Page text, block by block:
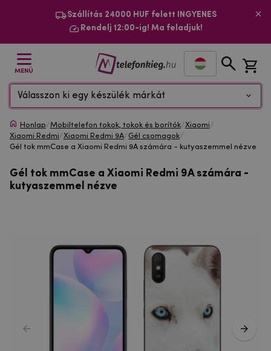
Szállítás 24000 HUF felett INGYENES
Rendelj 12:00-ig! Ma feladjuk!
MENÜ
Válasszon ki egy készülék márkát
Honlap/Mobiltelefon tokok, tokok és borítók/Xiaomi/
Xiaomi Redmi/Xiaomi Redmi 9A/Gél csomagok/
Gél tok mmCase a Xiaomi Redmi 9A számára - kutyaszemmel nézve
Gél tok mmCase a Xiaomi Redmi 9A számára -
kutyaszemmel nézve